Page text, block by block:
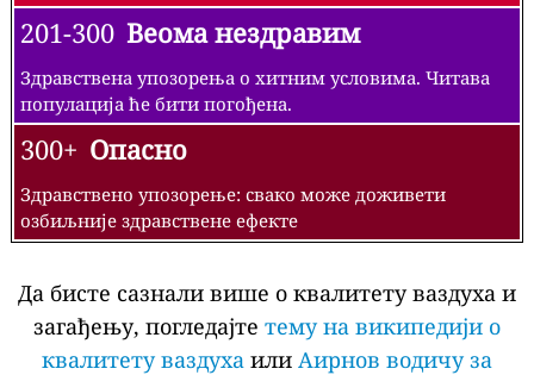
201-300 Веома нездравим
Здравствена упозорења о хитним условима. Читава
популација ће бити погођена.
300+ Опасно
Здравствено упозорење: свако може доживети
озбиљније здравствене ефекте
Да бисте сазнали више о квалитету ваздуха и
загађењу, погледајте тему на википедији о
квалитету ваздуха или Аирнов водичу за